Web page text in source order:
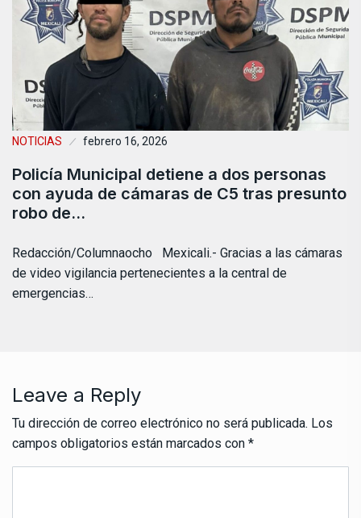
NOTICIAS febrero 16, 2026
Policía Municipal detiene a dos personas
con ayuda de cámaras de C5 tras presunto
robo de…
Redacción/Columnaocho Mexicali.- Gracias a las cámaras
de video vigilancia pertenecientes a la central de
emergencias…
Leave a Reply
Tu dirección de correo electrónico no será publicada. Los
campos obligatorios están marcados con *